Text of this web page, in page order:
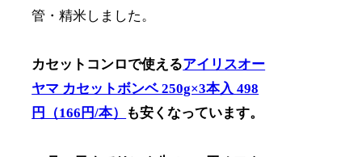
管・精米しました。
カセットコンロで使えるアイリスオー
ヤマ カセットボンベ 250g×3本入 498
円（166円/本）
も安くなっています。